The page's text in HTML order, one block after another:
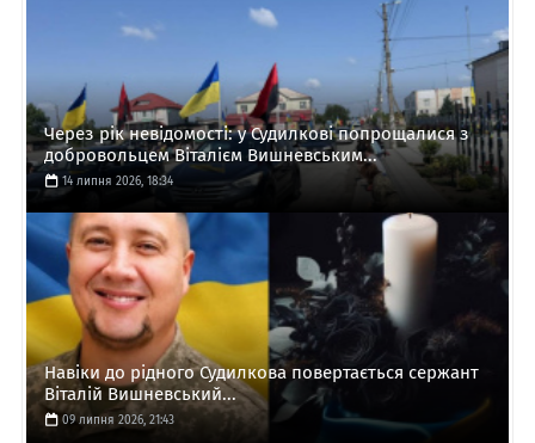
Через рік невідомості: у Судилкові попрощалися з
добровольцем Віталієм Вишневським...
14 липня 2026, 18:34
Навіки до рідного Судилкова повертається сержант
Віталій Вишневський...
09 липня 2026, 21:43